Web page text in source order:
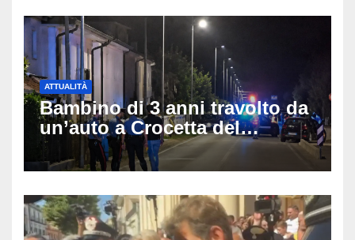
ATTUALITÀ
Bambino di 3 anni travolto da
un’auto a Crocetta del
Montello: è gravissimo,
trasportato in elicottero a